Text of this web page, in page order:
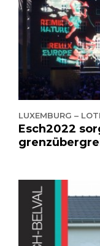
LUXEMBURG –
Esch2022